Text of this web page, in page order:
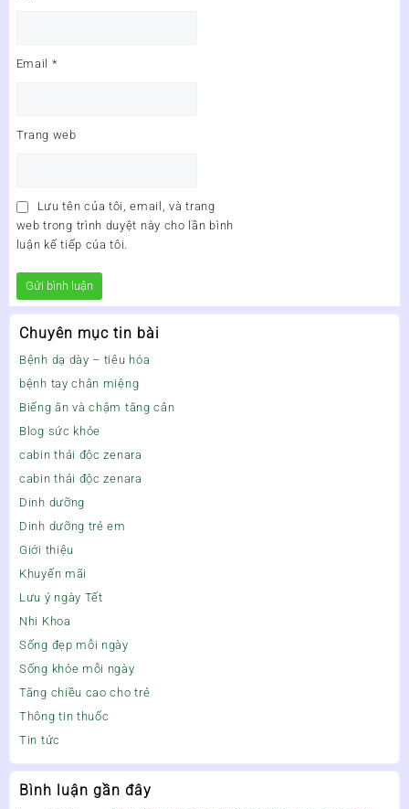
Chuyên mục tin bài
Bệnh dạ dày – tiêu hóa
bệnh tay chân miệng
Biếng ăn và chậm tăng cân
Blog sức khỏe
cabin thải độc zenara
cabin thải độc zenara
Dinh dưỡng
Dinh dưỡng trẻ em
Giới thiệu
Khuyến mãi
Lưu ý ngày Tết
Nhi Khoa
Sống đẹp mỗi ngày
Sống khỏe mỗi ngày
Tăng chiều cao cho trẻ
Thông tin thuốc
Tin tức
Bình luận gần đây
Email *
Trang web
Lưu tên của tôi, email, và trang
web trong trình duyệt này cho lần bình
luận kế tiếp của tôi.